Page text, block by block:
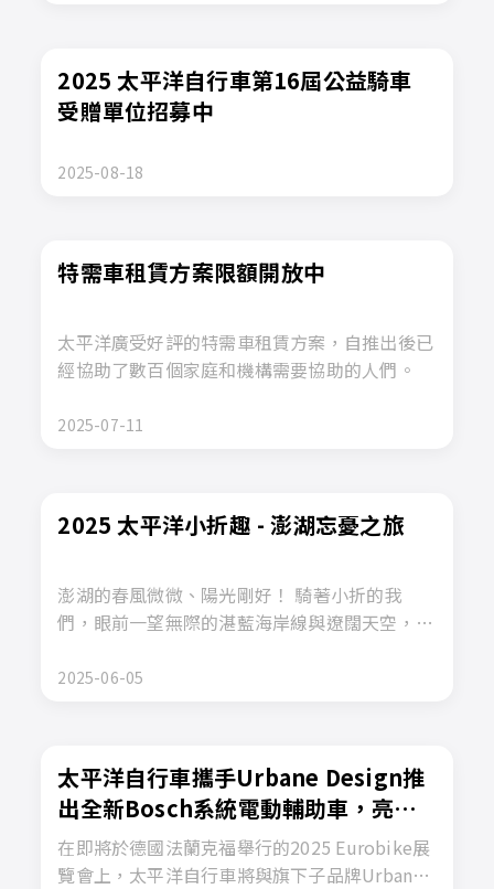
2025 太平洋自行車第16屆公益騎車
受贈單位招募中
2025-08-18
特需車租賃方案限額開放中
太平洋廣受好評的特需車租賃方案，自推出後已
經協助了數百個家庭和機構需要協助的人們。
2025-07-11
2025 太平洋小折趣 - 澎湖忘憂之旅
澎湖的春風微微、陽光剛好！ 騎著小折的我
們，眼前一望無際的湛藍海岸線與遼闊天空，每
回憶。
2025-06-05
太平洋自行車攜手Urbane Design推
出全新Bosch系統電動輔助車，亮相
2025 Eurobike展覽會
在即將於德國法蘭克福舉行的2025 Eurobike展
覽會上，太平洋自行車將與旗下子品牌Urbane